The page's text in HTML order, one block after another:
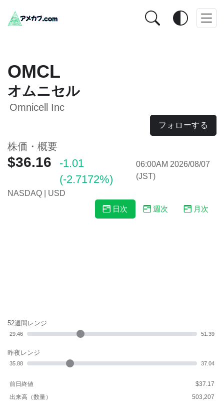
OMCL
オムニセル
Omnicell Inc
フォローする
株価・概要
$36.16
-1.01
(-2.7172%)
06:00AM 2026/08/07
(JST)
NASDAQ | USD
日次
週次 月次
52週間レンジ
29.46 51.39
昨夜レンジ
35.88 37.04
前日終値
$37.17
出来高（数量）
503,207